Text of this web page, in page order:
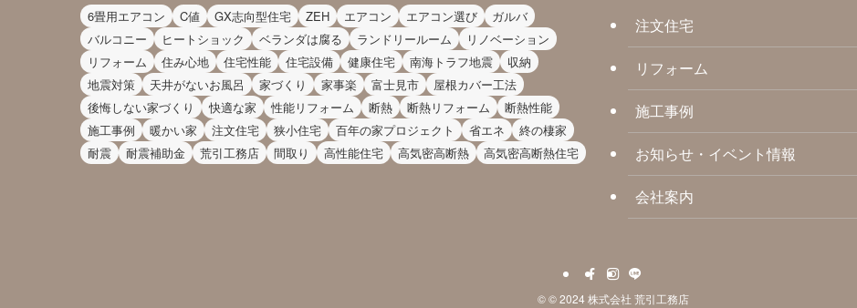
6畳用エアコン C値 GX志向型住宅 ZEH エアコン エアコン選び
ガルバ
バルコニー
ヒートショック ベランダは腐る ランドリールーム
リノベーション
リフォーム
住み心地 住宅性能 住宅設備 健康住宅 南海トラフ地震
収納
地震対策
天井がないお風呂 家づくり 家事楽 富士見市
屋根カバー工法
後悔しない家づくり
快適な家 性能リフォーム 断熱 断熱リフォーム
断熱性能
施工事例
暖かい家 注文住宅 狭小住宅 百年の家プロジェクト 省エネ
終の棲家
耐震
耐震補助金 荒引工務店 間取り 高性能住宅 高気密高断熱 高気密高断熱住宅
注文住宅
リフォーム
施工事例
お知らせ・イベント情報
会社案内
©© 2024 株式会社 荒引工務店